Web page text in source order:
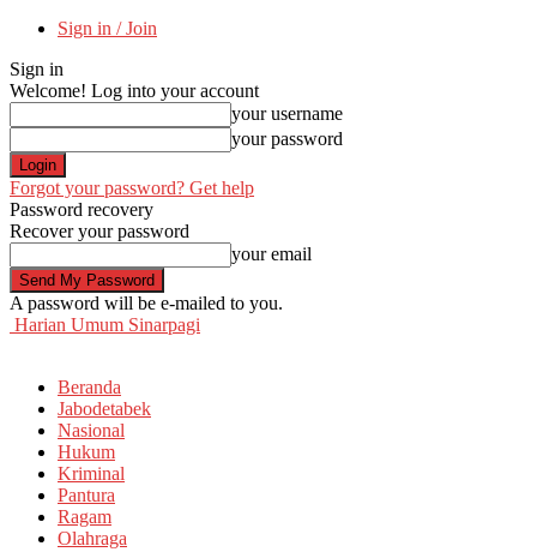
Sign in / Join
Sign in
Welcome! Log into your account
your username
your password
Forgot your password? Get help
Password recovery
Recover your password
your email
A password will be e-mailed to you.
Harian Umum Sinarpagi
Beranda
Jabodetabek
Nasional
Hukum
Kriminal
Pantura
Ragam
Olahraga